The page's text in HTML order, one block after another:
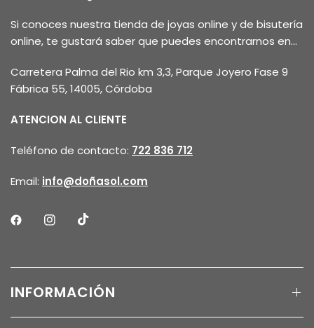
Si conoces nuestra tienda de joyas online y de bisutería
online, te gustará saber que puedes encontrarnos en...
Carretera Palma del Rio km 3,3, Parque Joyero Fase 9
Fábrica 55, 14005, Córdoba
ATENCION AL CLIENTE
Teléfono de contacto: 722 836 712
Email: info@doñasol.com
INFORMACIÓN